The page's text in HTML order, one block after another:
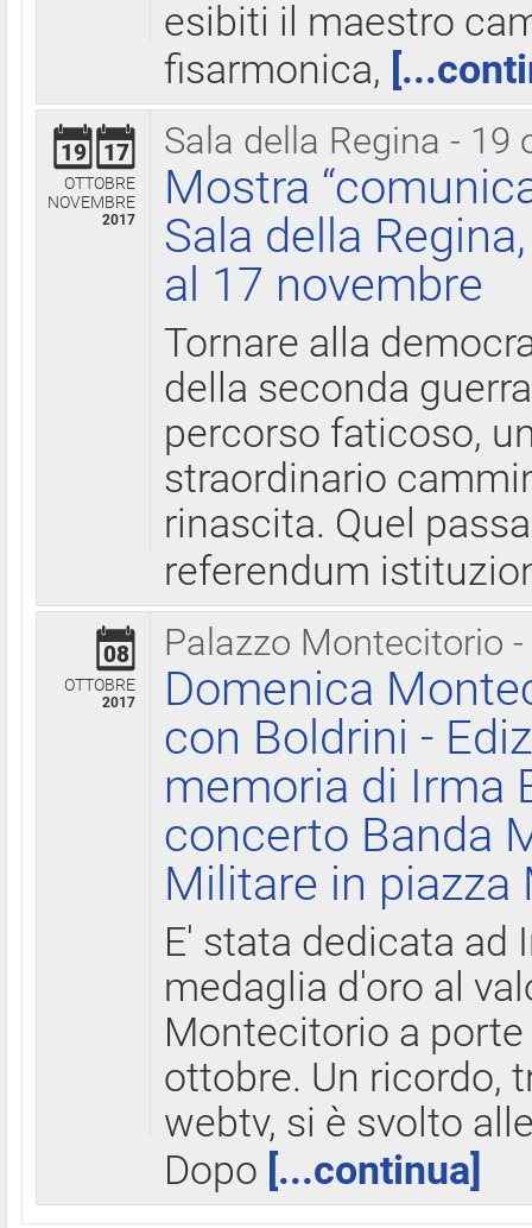
esibiti il maestro
fisarmonica,
Sala della Regina - 19
19 17
OTTOBRE
NOVEMBRE
2017
Mostra
Sala della
al 17 novembre
Tornare alla
della seconda
percorso faticoso,
straordinario
rinascita. Quel
referendum
Palazzo Montecitorio
08
OTTOBRE
2017
Domenica
con Boldrini -
memoria di Irma
concerto Banda
Militare in
E' stata dedicata ad
medaglia d'oro al
Montecitorio a
ottobre. Un ricordo,
webtv, si è svolto
Dopo [...continua]